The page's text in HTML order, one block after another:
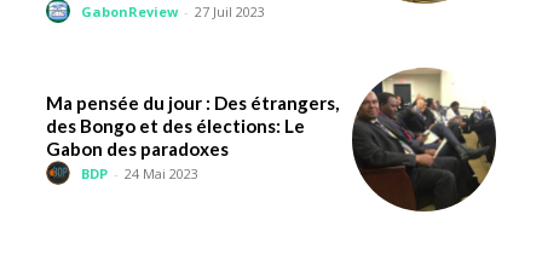
GabonReview - 27 Juil 2023
Ma pensée du jour : Des étrangers,
des Bongo et des élections: Le
Gabon des paradoxes
BDP - 24 Mai 2023